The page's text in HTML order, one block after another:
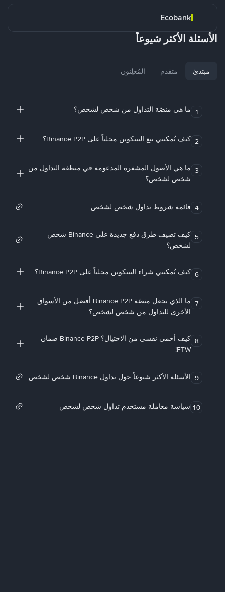
Ecobank
الأسئلة الأكثر شيوعاً
مبتدئ متقدم المُعلِنون
1 ما هي منصّة التداول من شخص لشخص؟
2 كيف يُمكنني بيع البيتكوين محلياً على Binance P2P؟
3 ما هي الأصول المشفرة المدعومة في منطقة التداول من
شخص لشخص؟
4 قائمة شروط تداول شخص لشخص
5
كيف تضيف طرق دفع جديدة على Binance شخص
لشخص؟
6 كيف يُمكنني شراء البيتكوين محلياً على Binance P2P؟
7
ما الذي يجعل منصّة Binance P2P أفضل من الأسواق
الأخرى للتداول من شخص لشخص؟
8
كيف أحمي نفسي من الاحتيال؟ Binance P2P ضمان
FTW!
9 الأسئلة الأكثر شيوعاً حول تداول Binance شخص لشخص
10 سياسة معاملة مستخدم تداول شخص لشخص